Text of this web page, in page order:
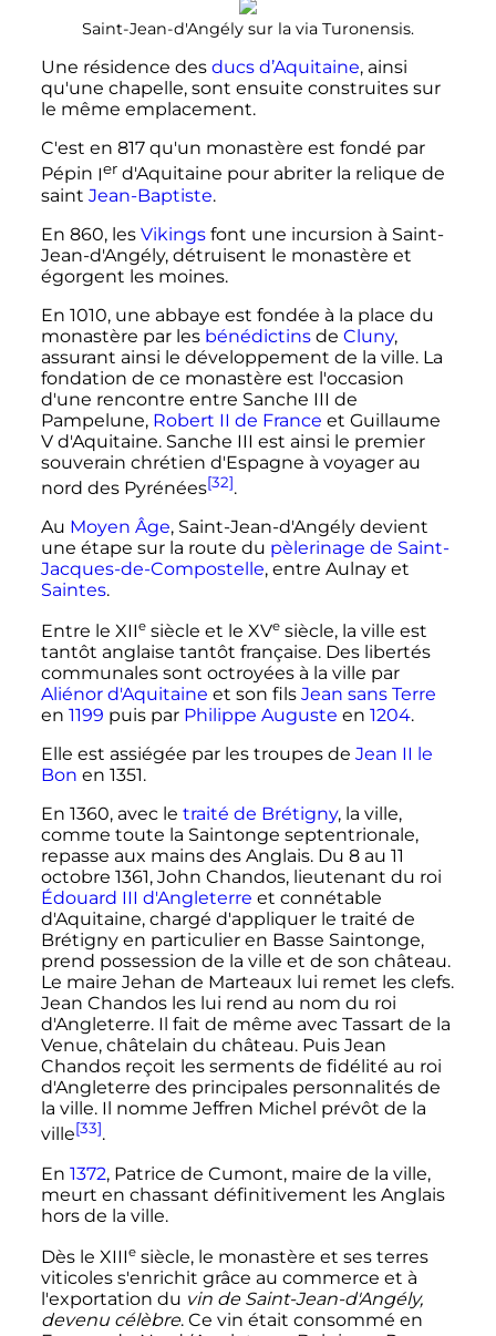
Saint-Jean-d'Angély sur la via Turonensis.
Une résidence des ducs d’Aquitaine, ainsi
qu'une chapelle, sont ensuite construites sur
le même emplacement.
C'est en 817 qu'un monastère est fondé par
Pépin Ierd'Aquitaine pour abriter la relique de
saint Jean-Baptiste.
En 860, les Vikingsfont une incursion à Saint-
Jean-d'Angély, détruisent le monastère et
égorgent les moines.
En 1010, une abbaye est fondée à la place du
monastère par les bénédictinsde Cluny,
assurant ainsi le développement de la ville. La
fondation de ce monastère est l'occasion
d'une rencontre entre Sanche III de
Pampelune, Robert II de France et Guillaume
Vd'Aquitaine. Sanche III est ainsi le premier
souverain chrétien d'Espagne à voyager au
nord des Pyrénées[32].
Au Moyen Âge, Saint-Jean-d'Angély devient
une étape sur la route du pèlerinage de Saint-
Jacques-de-Compostelle, entre Aulnay et
Saintes.
Entre le XIIe siècle et le XVe siècle, la ville est
tantôt anglaise tantôt française. Des libertés
communales sont octroyées à la ville par
Aliénor d'Aquitaine et son fils Jean sans Terre
en 1199 puis par Philippe Auguste en 1204.
Elle est assiégée par les troupes de Jean II le
Bon en 1351.
En 1360, avec le traité de Brétigny, la ville,
comme toute la Saintonge septentrionale,
repasse aux mains des Anglais. Du 8 au 11
octobre 1361, John Chandos, lieutenant du roi
Édouard III d'Angleterre et connétable
d'Aquitaine, chargé d'appliquer le traité de
Brétigny en particulier en Basse Saintonge,
prend possession de la ville et de son château.
Le maire Jehan de Marteaux lui remet les clefs.
Jean Chandos les lui rend au nom du roi
d'Angleterre. Il fait de même avec Tassart de la
Venue, châtelain du château. Puis Jean
Chandos reçoit les serments de fidélité au roi
d'Angleterre des principales personnalités de
la ville. Il nomme Jeffren Michel prévôt de la
ville[33].
En 1372, Patrice de Cumont, maire de la ville,
meurt en chassant définitivement les Anglais
hors de la ville.
Dès le XIIIe siècle, le monastère et ses terres
viticoles s'enrichit grâce au commerce et à
l'exportation du vin de Saint-Jean-d'Angély,
devenu célèbre. Ce vin était consommé en